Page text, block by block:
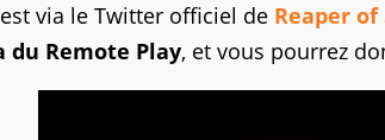
via le Twitter officiel de Reaper of
du Remote Play, et vous pourrez